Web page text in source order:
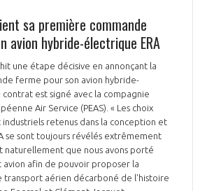
sa première commande
avion hybride-électrique ERA
une étape décisive en annonçant la
ferme pour son avion hybride-
contrat est signé avec la compagnie
Air Service (PEAS). « Les choix
retenus dans la conception et
se sont toujours révélés extrêmement
naturellement que nous avons porté
avion afin de pouvoir proposer la
aérien décarboné de l’histoire